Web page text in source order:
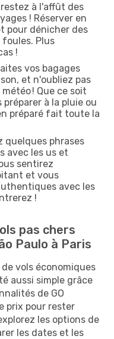
restez à l'affût des
! Réserver en
pour dénicher des
Plus
!
vos bagages
et n'oubliez pas
! Que ce soit
à la pluie ou
préparé fait toute la
quelques phrases
avec les us et
sentirez
et vous
avec les
!
pas chers
Paulo à Paris
vols économiques
aussi simple grâce
de GO
prix pour rester
les options de
les dates et les